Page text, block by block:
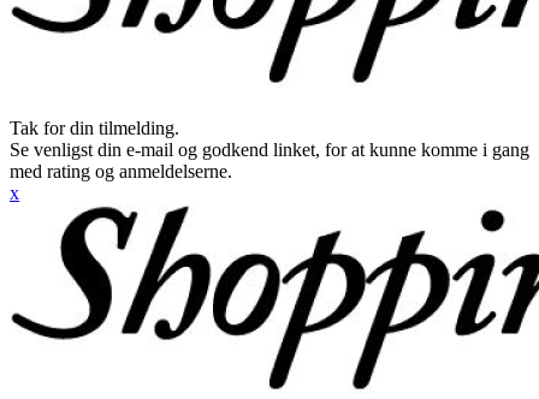
Tak for din tilmelding.
Se venligst din e-mail og godkend linket, for at kunne komme i gang
med rating og anmeldelserne.
x